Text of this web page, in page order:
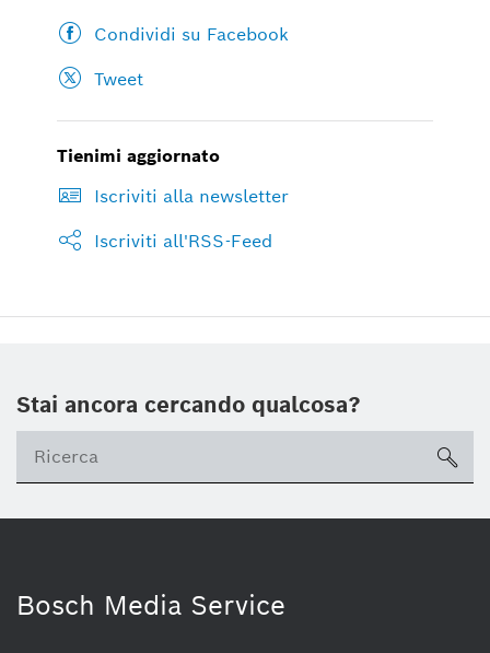
Condividi su Facebook
Tweet
Tienimi aggiornato
Iscriviti alla newsletter
Iscriviti all'RSS-Feed
Stai ancora cercando qualcosa?
Bosch Media Service